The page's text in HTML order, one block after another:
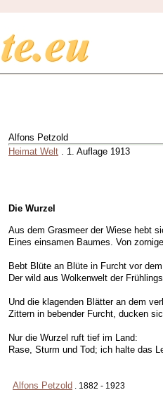
Alfons Petzold
Heimat Welt . 1. Auflage 1913
Die Wurzel
Aus dem Grasmeer der Wiese hebt
Eines einsamen Baumes. Von
Bebt Blüte an Blüte in Furcht vor
Der wild aus Wolkenwelt der
Und die klagenden Blätter an dem
Zittern in bebender Furcht, ducken
Nur die Wurzel ruft tief im Land:
Rase, Sturm und Tod; ich halte das
Alfons Petzold . 1882 - 1923